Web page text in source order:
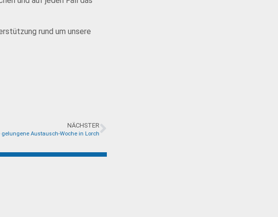
rund um unsere
NÄCHSTER
gelungene Austausch-Woche in Lorch